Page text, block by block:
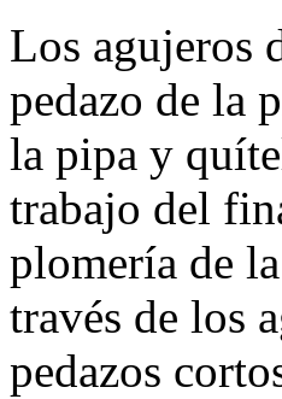
Los agujeros
pedazo de la
la pipa y
trabajo del
plomería de
través de los
pedazos